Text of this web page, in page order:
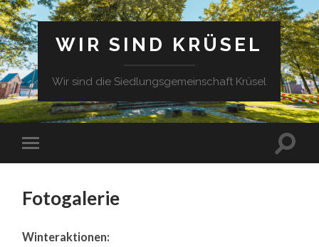
WIR SIND KRÜSEL
Wir sind die Siedlungsgemeinschaft Krüsel
Fotogalerie
Winteraktionen: